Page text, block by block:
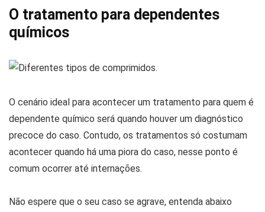
O tratamento para dependentes
químicos
O cenário ideal para acontecer um tratamento para quem é
dependente químico será quando houver um diagnóstico
precoce do caso. Contudo, os tratamentos só costumam
acontecer quando há uma piora do caso, nesse ponto é
comum ocorrer até internações.
Não espere que o seu caso se agrave, entenda abaixo